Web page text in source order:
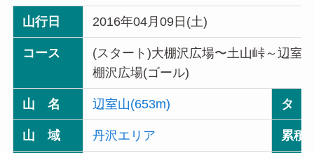
山行日 2016年04月09日(土)
コース
(スタート)大棚沢広場〜土山峠～辺室
棚沢広場(ゴール)
山 名 辺室山(653m) タ
山 域 丹沢エリア 累積